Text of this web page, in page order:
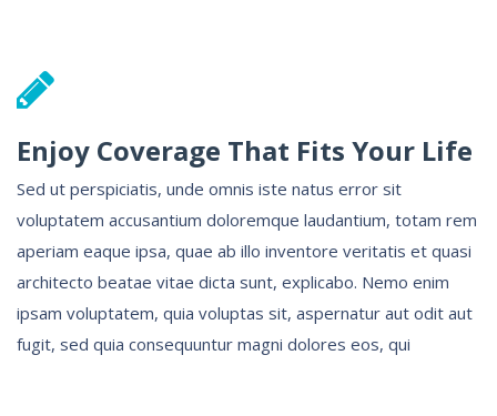
Enjoy Coverage That Fits Your Life
Sed ut perspiciatis, unde omnis iste natus error sit
voluptatem accusantium doloremque laudantium, totam rem
aperiam eaque ipsa, quae ab illo inventore veritatis et quasi
architecto beatae vitae dicta sunt, explicabo. Nemo enim
ipsam voluptatem, quia voluptas sit, aspernatur aut odit aut
fugit, sed quia consequuntur magni dolores eos, qui